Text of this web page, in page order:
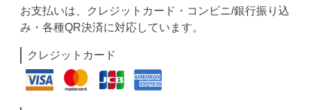
お支払いは、クレジットカード・コンビニ/銀行振り込
み・各種QR決済に対応しています。
クレジットカード